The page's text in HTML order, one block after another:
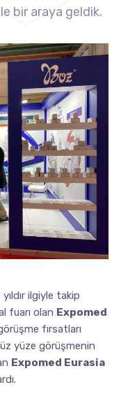
bir araya geldik.
ilgiyle takip
fuarı olan Expomed
fırsatları
yüze görüşmenin
Expomed Eurasia